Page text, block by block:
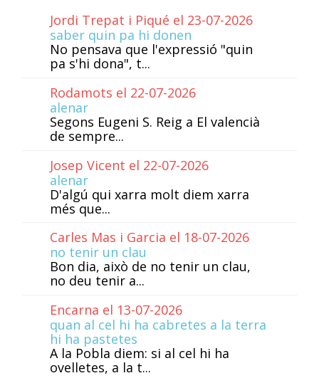
Jordi Trepat i Piqué el 23-07-2026
saber quin pa hi donen
No pensava que l'expressió "quin
pa s'hi dona", t...
Rodamots el 22-07-2026
alenar
Segons Eugeni S. Reig a El valencià
de sempre...
Josep Vicent el 22-07-2026
alenar
D'algú qui xarra molt diem xarra
més que...
Carles Mas i Garcia el 18-07-2026
no tenir un clau
Bon dia, això de no tenir un clau,
no deu tenir a...
Encarna el 13-07-2026
quan al cel hi ha cabretes a la terra
hi ha pastetes
A la Pobla diem: si al cel hi ha
ovelletes, a la t...